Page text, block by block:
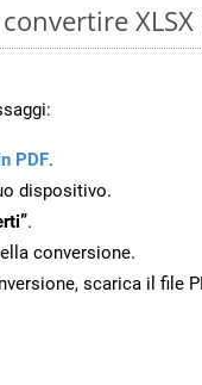
PDF.
dispositivo.
.
conversione.
scarica il file